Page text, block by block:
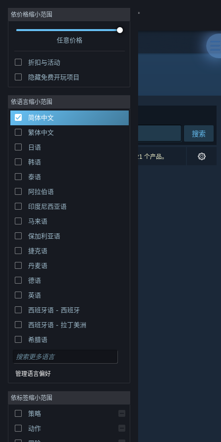
登录
社区
关于
客服
更改语言
获取 Steam 手机应用
查看桌面版网站
© Valve Corporation。保留所有权利。所有商标均为其在
律信息| 无障碍
依价格缩小范围
任意价格
折扣与活动
隐藏免费开玩项目
依语言缩小范围
简体中文
繁体中文
日语
韩语
泰语
阿拉伯语
印度尼西亚语
马来语
保加利亚语
捷克语
丹麦语
德语
英语
西班牙语 - 西班牙
西班牙语 - 拉丁美洲
希腊语
管理语言偏好
依标签缩小范围
策略
动作
开发者: Totem Games
排序依据 相关性
搜索
0 个匹配的搜索结果。 根据您的偏好，已排除了 21 个产品。